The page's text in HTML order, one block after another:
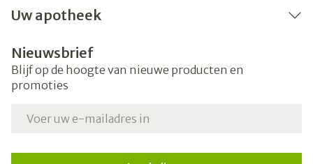
Uw apotheek
Nieuwsbrief
Blijf op de hoogte van nieuwe producten en
promoties